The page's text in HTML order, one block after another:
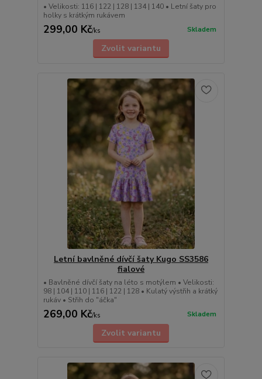
• Velikosti: 116 | 122 | 128 | 134 | 140 • Letní šaty pro
holky s krátkým rukávem
299,00 Kč/ks Skladem
Zvolit variantu
Letní bavlněné dívčí šaty Kugo SS3586
fialové
• Bavlněné dívčí šaty na léto s motýlem • Velikosti:
98 | 104 | 110 | 116 | 122 | 128 • Kulatý výstřih a krátký
rukáv • Střih do "áčka"
269,00 Kč/ks Skladem
Zvolit variantu